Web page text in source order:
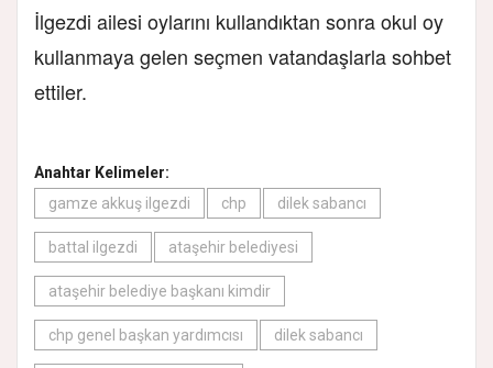
İlgezdi ailesi oylarını kullandıktan sonra okul oy
kullanmaya gelen seçmen vatandaşlarla sohbet
ettiler.
Anahtar Kelimeler:
gamze akkuş ilgezdi
chp dilek sabancı
battal ilgezdi ataşehir belediyesi
ataşehir belediye başkanı kimdir
chp genel başkan yardımcısı dilek sabancı